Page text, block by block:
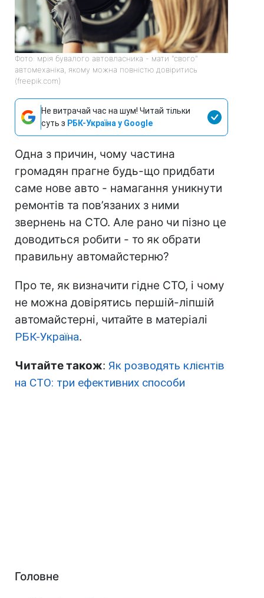
Фото: мрія бувалого автовласника - мати "свого"
автомеханіка, якому можна повністю довіритись
(freepik.com)
Не витрачай час на шум! Читай тільки
суть з РБК-Україна у Google
Одна з причин, чому частина
громадян прагне будь-що придбати
саме нове авто - намагання уникнути
ремонтів та пов’язаних з ними
звернень на СТО. Але рано чи пізно це
доводиться робити - то як обрати
правильну автомайстерню?
Про те, як визначити гідне СТО, і чому
не можна довірятись першій-ліпшій
автомайстерні, читайте в матеріалі
РБК-Україна.
Читайте також: Як розводять клієнтів
на СТО: три ефективних способи
Головне